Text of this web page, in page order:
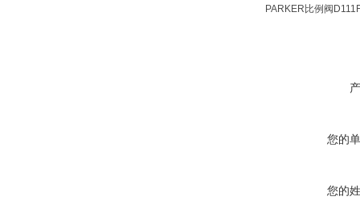
PARKER比例阀
您的
您的